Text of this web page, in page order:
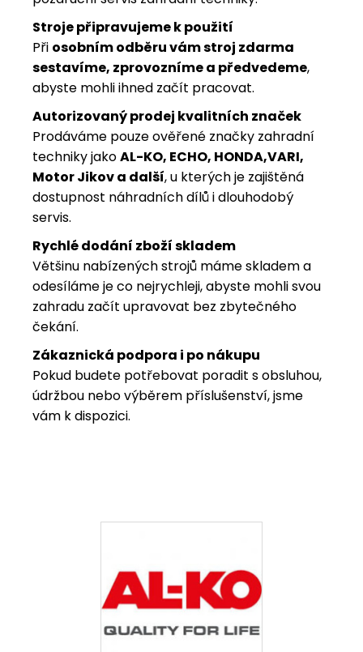
Stroje připravujeme k použití
Při osobním odběru vám stroj zdarma
sestavíme, zprovozníme a předvedeme,
abyste mohli ihned začít pracovat.
Autorizovaný prodej kvalitních značek
Prodáváme pouze ověřené značky zahradní
techniky jakoAL-KO, ECHO, HONDA,VARI,
Motor Jikov a další, u kterých je zajištěná
dostupnost náhradních dílů i dlouhodobý
servis.
Rychlé dodání zboží skladem
Většinu nabízených strojů máme skladem a
odesíláme je co nejrychleji, abyste mohli svou
zahradu začít upravovat bez zbytečného
čekání.
Zákaznická podpora i po nákupu
Pokud budete potřebovat poradit s obsluhou,
údržbou nebo výběrem příslušenství, jsme
vám k dispozici.